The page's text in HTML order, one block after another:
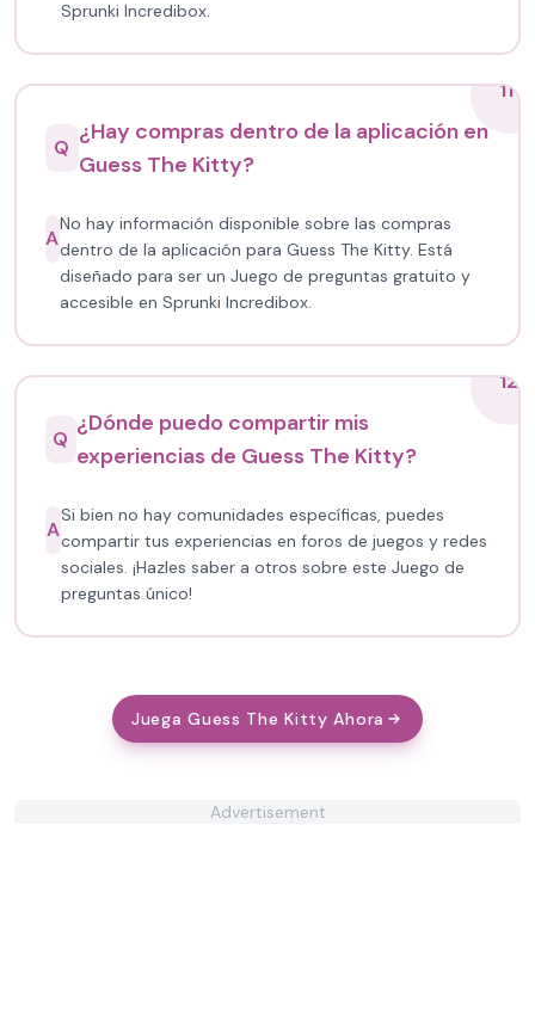
Sprunki Incredibox.
11
Q
¿Hay compras dentro de la aplicación en
Guess The Kitty?
A
No hay información disponible sobre las compras
dentro de la aplicación para Guess The Kitty. Está
diseñado para ser un Juego de preguntas gratuito y
accesible en Sprunki Incredibox.
12
Q
¿Dónde puedo compartir mis
experiencias de Guess The Kitty?
A
Si bien no hay comunidades específicas, puedes
compartir tus experiencias en foros de juegos y redes
sociales. ¡Hazles saber a otros sobre este Juego de
preguntas único!
Juega Guess The Kitty Ahora
Advertisement